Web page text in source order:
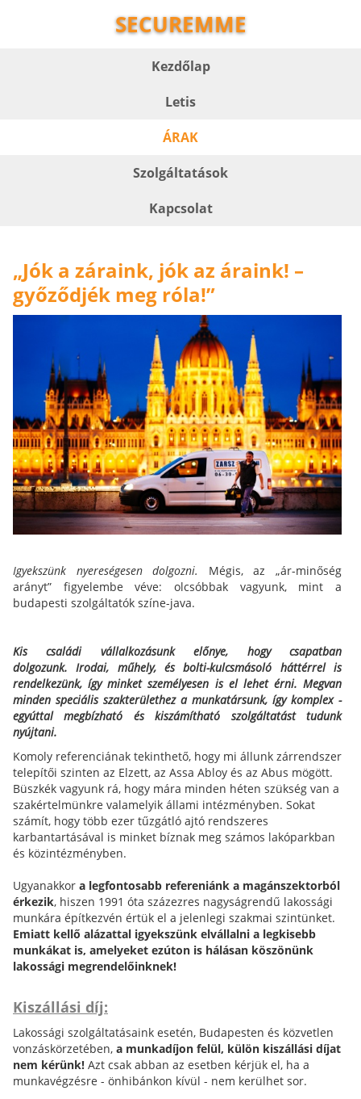
SECUREMME
Kezdőlap
Letis
ÁRAK
Szolgáltatások
Kapcsolat
„Jók a záraink, jók az áraink! –
győződjék meg róla!”
Igyekszünk nyereségesen dolgozni.
Mégis, az „ár-minőség
arányt” figyelembe véve: olcsóbbak vagyunk, mint a
budapesti szolgáltatók színe-java.
Kis családi vállalkozásunk előnye, hogy csapatban
dolgozunk.Irodai, műhely, és bolti-kulcsmásoló háttérrel is
rendelkezünk, így minket személyesen is el lehet érni. Megvan
minden speciális szakterülethez a munkatársunk, így komplex -
egyúttal megbízható és kiszámítható szolgáltatást tudunk
nyújtani.
Komoly referenciának tekinthető, hogy mi állunk zárrendszer
telepítői szinten az Elzett, az Assa Abloy és az Abus mögött.
Büszkék vagyunk rá, hogy mára minden héten szükség van a
szakértelmünkre valamelyik állami intézményben. Sokat
számít, hogy több ezer tűzgátló ajtó rendszeres
karbantartásával is minket bíznak meg számos lakóparkban
és közintézményben.
Ugyanakkor a legfontosabb refereniánk a magánszektorból
érkezik, hiszen 1991 óta százezres nagyságrendű lakossági
munkára építkezvén értük el a jelenlegi szakmai szintünket.
Emiatt kellő alázattal igyekszünk elvállalni a legkisebb
munkákat is, amelyeket ezúton is hálásan köszönünk
lakossági megrendelőinknek!
Kiszállási díj:
Lakossági szolgáltatásaink esetén, Budapesten és közvetlen
vonzáskörzetében, a munkadíjon felül, külön kiszállási díjat
nem kérünk! Azt csak abban az esetben kérjük el, ha a
munkavégzésre - önhibánkon kívül - nem kerülhet sor.